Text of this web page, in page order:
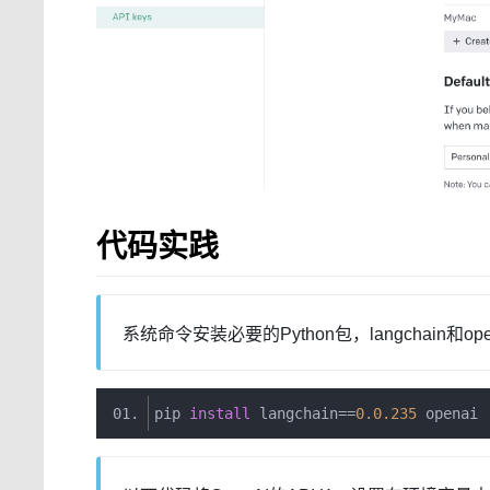
代码实践
系统命令安装必要的Python包，langchain和
pip install langchain==0.0. 235 openai